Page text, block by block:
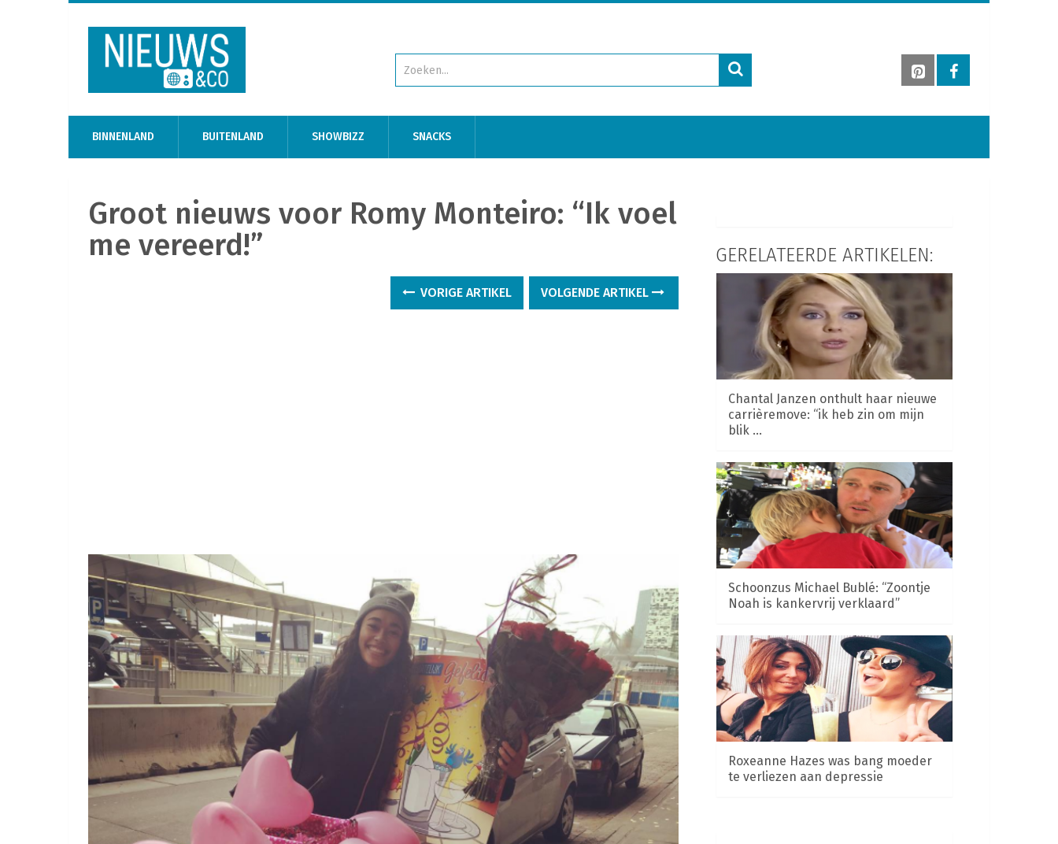
BINNENLAND BUITENLAND SHOWBIZZ SNACKS
Groot nieuws voor Romy Monteiro: “Ik voel
me vereerd!”
VORIGE ARTIKEL VOLGENDE ARTIKEL
GERELATEERDE ARTIKELEN:
Chantal Janzen onthult haar nieuwe
carrièremove: “ik heb zin om mijn
blik …
Schoonzus Michael Bublé: “Zoontje
Noah is kankervrij verklaard”
Roxeanne Hazes was bang moeder
te verliezen aan depressie